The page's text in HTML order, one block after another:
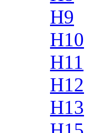
H9
H10
H11
H12
H13